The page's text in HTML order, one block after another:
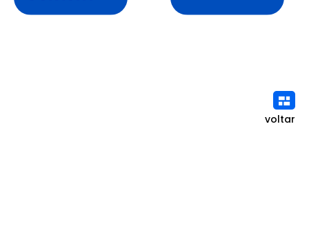
voltar